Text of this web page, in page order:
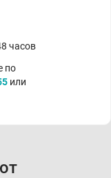
часов
по
или